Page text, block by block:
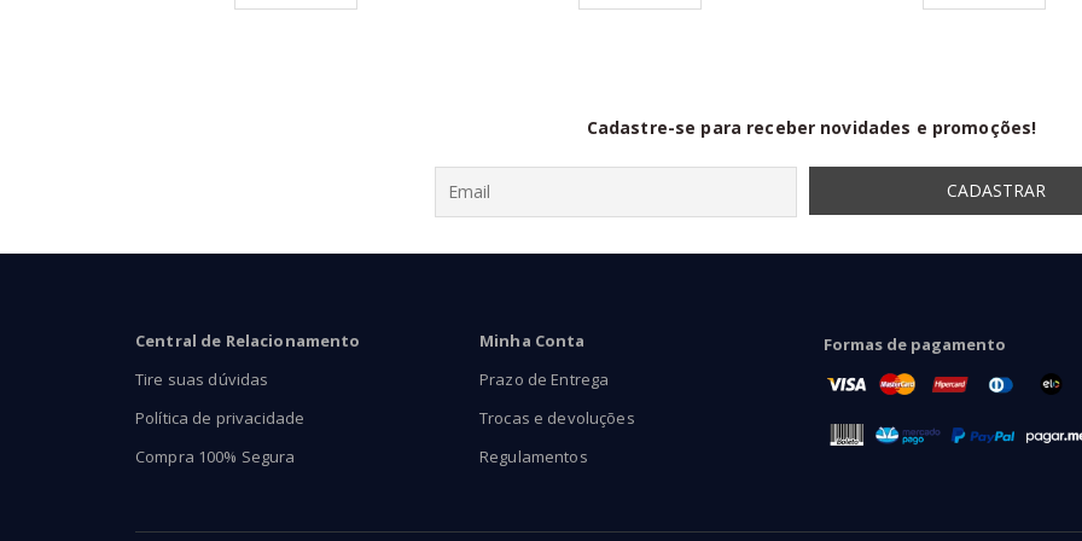
Cadastre-se para receber novidades e promoções!
Central de Relacionamento
Tire suas dúvidas
Política de privacidade
Compra 100% Segura
Minha Conta
Prazo de Entrega
Trocas e devoluções
Regulamentos
Formas de pagamento